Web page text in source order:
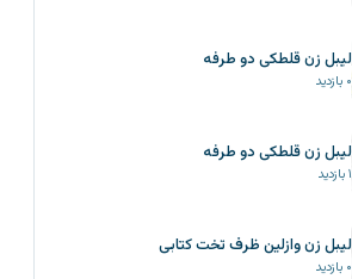
لیبل زن قلطکی دو طرفه
۰ بازدید
لیبل زن قلطکی دو طرفه
۱بازدید
لیبل زن وازلین ظرف تخت کتابی
۰ بازدید